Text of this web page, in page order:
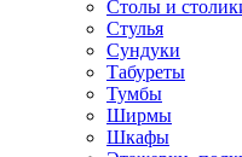
Столы и
Стулья
Сундуки
Табуреты
Тумбы
Ширмы
Шкафы